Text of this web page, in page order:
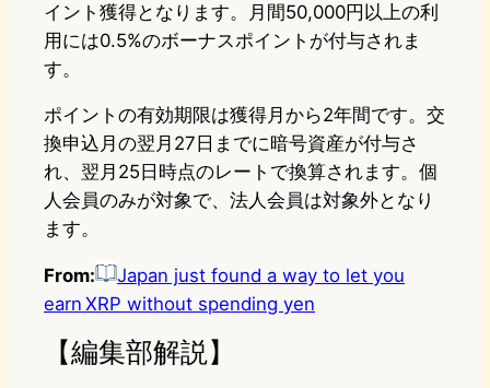
イント獲得となります。月間50,000円以上の利
用には0.5%のボーナスポイントが付与されま
す。
ポイントの有効期限は獲得月から2年間です。交
換申込月の翌月27日までに暗号資産が付与さ
れ、翌月25日時点のレートで換算されます。個
人会員のみが対象で、法人会員は対象外となり
ます。
From:
Japan just found a way to let you
earn XRP without spending yen
【編集部解説】